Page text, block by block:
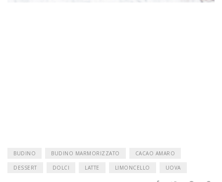
BUDINO BUDINO MARMORIZZATO CACAO AMARO
DESSERT DOLCI LATTE LIMONCELLO UOVA